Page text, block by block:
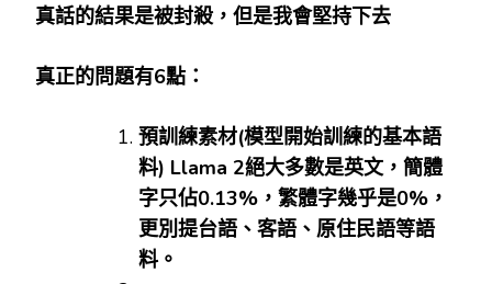
真話的結果是被封殺，但是我會堅持下去
真正的問題有6點：
預訓練素材(模型開始訓練的基本語
料) Llama 2絕大多數是英文，簡體
字只佔0.13% ，繁體字幾乎是0% ，
更別提台語、客語、原住民語等語
料。